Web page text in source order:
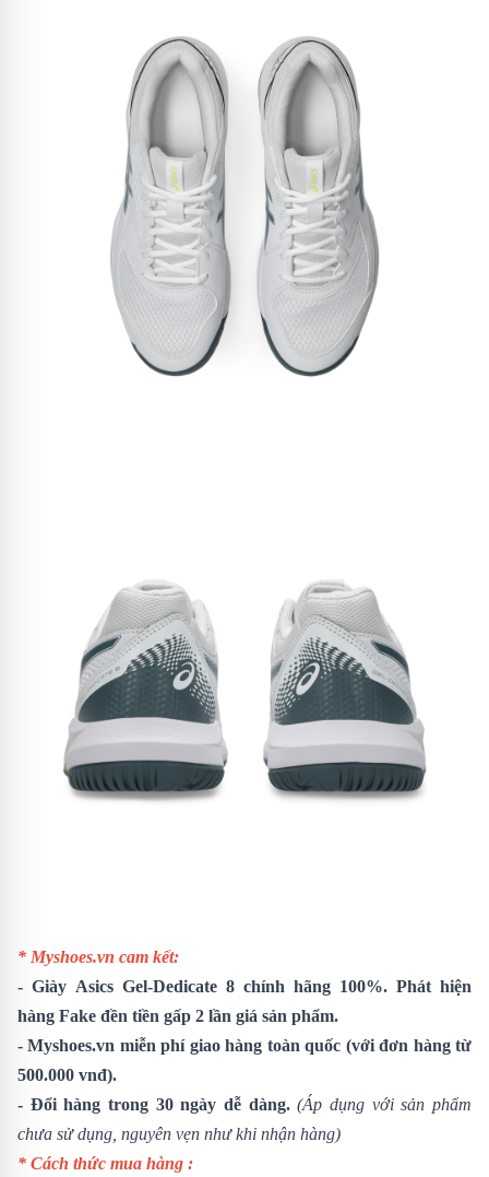
* Myshoes.vn cam kết:
- Giày Asics Gel-Dedicate 8 chính hãng 100%. Phát hiện
hàng Fake đền tiền gấp 2 lần giá sản phẩm.
- Myshoes.vn miễn phí giao hàng toàn quốc (với đơn hàng từ
500.000 vnđ).
- Đổi hàng trong 30 ngày dễ dàng.(Áp dụng với sản phẩm
chưa sử dụng, nguyên vẹn như khi nhận hàng)
* Cách thức mua hàng :